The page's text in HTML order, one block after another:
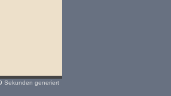
Sekunden generiert